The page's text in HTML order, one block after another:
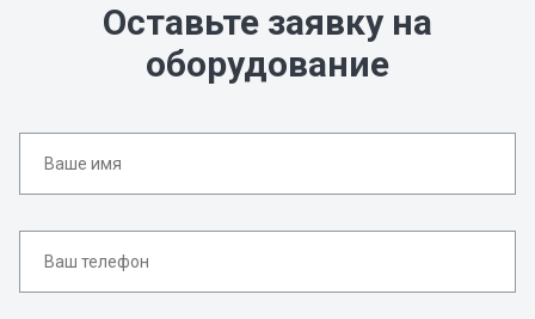
Оставьте заявку на
оборудование